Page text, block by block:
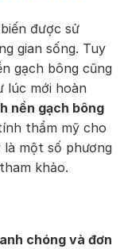
được sử
gian sống. Tuy
gạch bông cũng
lúc mới hoàn
nền gạch bông
thẩm mỹ cho
là một số phương
khảo.
chóng và đơn